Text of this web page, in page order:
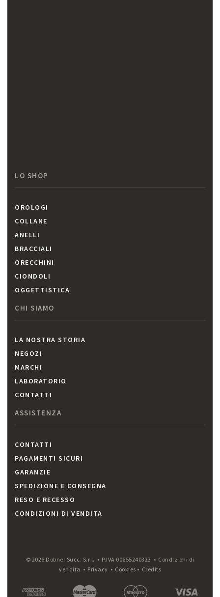
LO SHOP
OROLOGI
COLLANE
ANELLI
BRACCIALI
ORECCHINI
CIONDOLI
OGGETTISTICA
CHI SIAMO
LA NOSTRA STORIA
NEGOZI
MARCHI
LABORATORIO
CONTATTI
ASSISTENZA
CONTATTI
PAGAMENTI SICURI
GARANZIE
SPEDIZIONE E CONSEGNA
RESO E RECESSO
CONDIZIONI DI VENDITA
© 2026 Dobner Succ. S.r.l. • P.IVA 00655240323 • Condizioni di
vendita • Privacy • Cookies • Credits